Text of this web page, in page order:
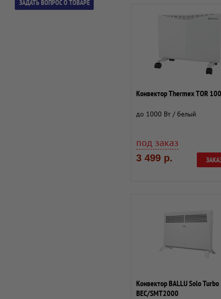
Конвектор Thermex TOR
до 1000 Вт / белый
под заказ
3 499 р.
Конвектор BALLU Solo Turbo
BEC/SMT2000